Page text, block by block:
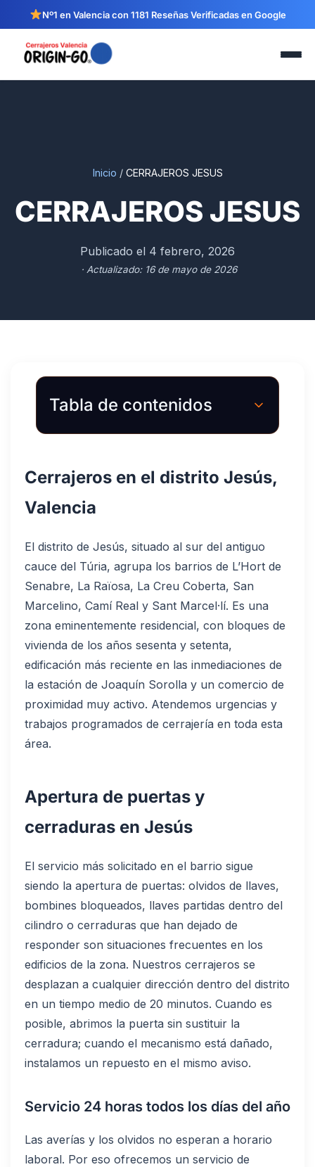
Nº1 en Valencia con 1181 Reseñas Verificadas en Google
Inicio / CERRAJEROS JESUS
CERRAJEROS JESUS
Publicado el 4 febrero, 2026
· Actualizado: 16 de mayo de 2026
Tabla de contenidos
Cerrajeros en el distrito Jesús,
Valencia
El distrito de Jesús, situado al sur del antiguo
cauce del Túria, agrupa los barrios de L’Hort de
Senabre, La Raïosa, La Creu Coberta, San
Marcelino, Camí Real y Sant Marcel·lí. Es una
zona eminentemente residencial, con bloques de
vivienda de los años sesenta y setenta,
edificación más reciente en las inmediaciones de
la estación de Joaquín Sorolla y un comercio de
proximidad muy activo. Atendemos urgencias y
trabajos programados de cerrajería en toda esta
área.
Apertura de puertas y
cerraduras en Jesús
El servicio más solicitado en el barrio sigue
siendo la apertura de puertas: olvidos de llaves,
bombines bloqueados, llaves partidas dentro del
cilindro o cerraduras que han dejado de
responder son situaciones frecuentes en los
edificios de la zona. Nuestros cerrajeros se
desplazan a cualquier dirección dentro del distrito
en un tiempo medio de 20 minutos. Cuando es
posible, abrimos la puerta sin sustituir la
cerradura; cuando el mecanismo está dañado,
instalamos un repuesto en el mismo aviso.
Servicio 24 horas todos los días del año
Las averías y los olvidos no esperan a horario
laboral. Por eso ofrecemos un servicio de